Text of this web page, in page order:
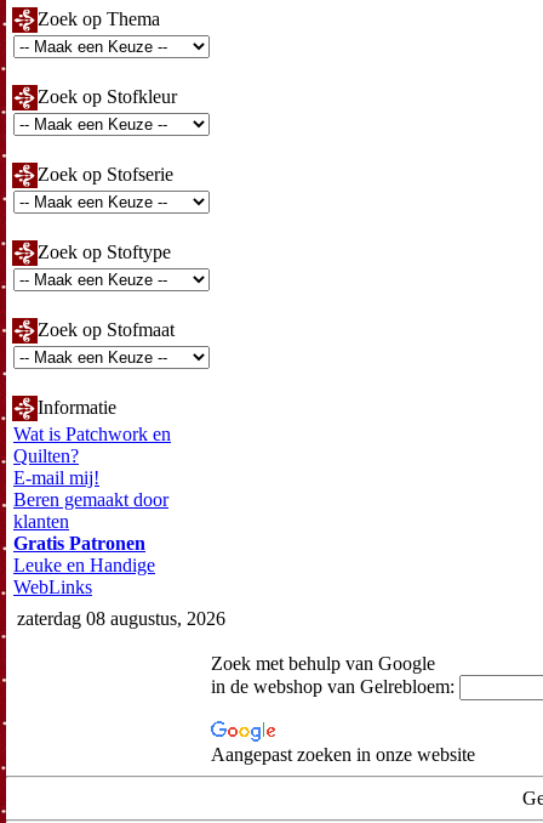
Zoek op Thema
Zoek op Stofkleur
Zoek op Stofserie
Zoek op Stoftype
Zoek op Stofmaat
Informatie
Wat is Patchwork en
Quilten?
E-mail mij!
Beren gemaakt door
klanten
Gratis Patronen
Leuke en Handige
WebLinks
zaterdag 08 augustus, 2026
Zoek met behulp van Google
in de webshop van Gelrebloem:
Aangepast zoeken in onze website